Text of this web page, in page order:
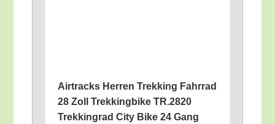
Air­tracks Her­ren Trek­king Fahr­rad
28 Zoll Trek­king­bike TR.2820
Trek­king­rad City Bike 24 Gang